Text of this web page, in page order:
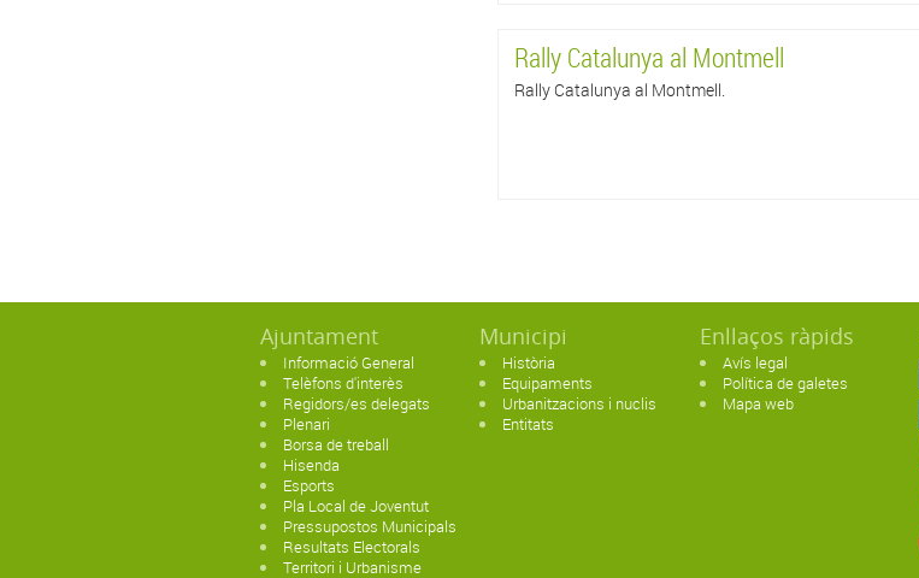
Rally Catalunya al Montmell
Rally Catalunya al Montmell.
Ajuntament
Informació General
Telèfons d'interès
Regidors/es delegats
Plenari
Borsa de treball
Hisenda
Esports
Pla Local de Joventut
Pressupostos Municipals
Resultats Electorals
Territori i Urbanisme
Municipi
Història
Equipaments
Urbanitzacions i nuclis
Entitats
Enllaços ràpids
Avís legal
Política de galetes
Mapa web